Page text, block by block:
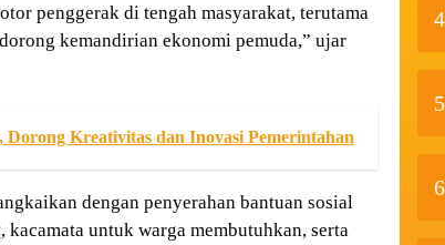
penggerak di tengah masyarakat, terutama
kemandirian ekonomi pemuda,” ujar
Kreativitas dan Inovasi Pemerintahan
dengan penyerahan bantuan sosial
untuk warga membutuhkan, serta
4
5
6